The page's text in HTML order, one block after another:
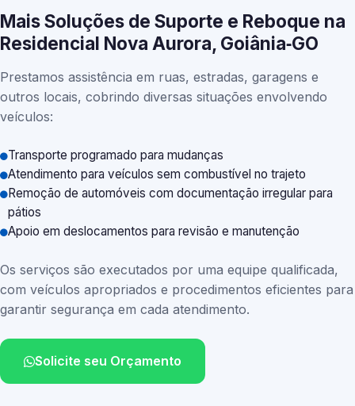
Mais Soluções de Suporte e Reboque na
Residencial Nova Aurora, Goiânia‑GO
Prestamos assistência em ruas, estradas, garagens e
outros locais, cobrindo diversas situações envolvendo
veículos:
Transporte programado para mudanças
Atendimento para veículos sem combustível no trajeto
Remoção de automóveis com documentação irregular para
pátios
Apoio em deslocamentos para revisão e manutenção
Os serviços são executados por uma equipe qualificada,
com veículos apropriados e procedimentos eficientes para
garantir segurança em cada atendimento.
Solicite seu Orçamento